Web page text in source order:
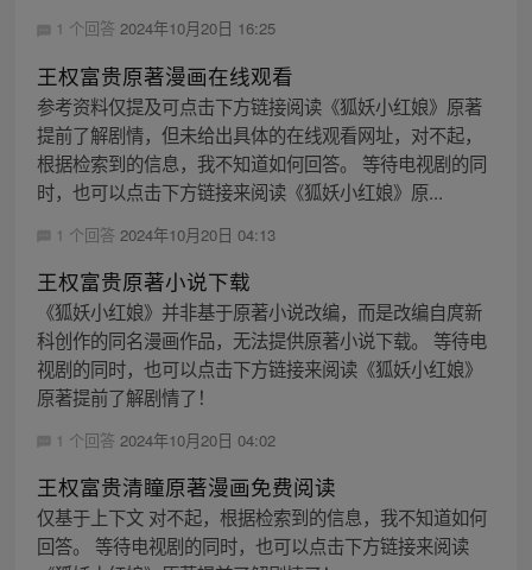
1 个回答 2024年10月20日 16:25
王权富贵原著漫画在线观看
参考资料仅提及可点击下方链接阅读《狐妖小红娘》原著
提前了解剧情，但未给出具体的在线观看网址，对不起，
根据检索到的信息，我不知道如何回答。 等待电视剧的同
时，也可以点击下方链接来阅读《狐妖小红娘》原...
1 个回答 2024年10月20日 04:13
王权富贵原著小说下载
《狐妖小红娘》并非基于原著小说改编，而是改编自庹新
科创作的同名漫画作品，无法提供原著小说下载。 等待电
视剧的同时，也可以点击下方链接来阅读《狐妖小红娘》
原著提前了解剧情了！
1 个回答 2024年10月20日 04:02
王权富贵清瞳原著漫画免费阅读
仅基于上下文 对不起，根据检索到的信息，我不知道如何
回答。 等待电视剧的同时，也可以点击下方链接来阅读